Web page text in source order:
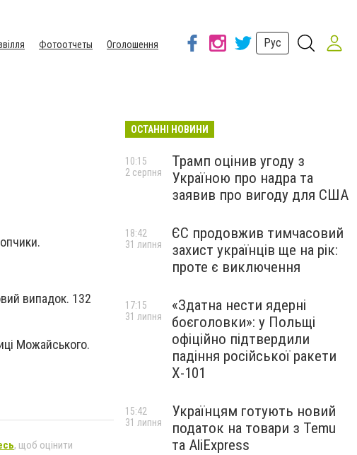
Фотоотчеты
Оголошення
Рус
випадок. 132
Можайського.
, щоб оцінити
ОСТАННІ НОВИНИ
Трамп оцінив угоду з
Україною про надра та
заявив про вигоду для США
10:15
2 серпня
ЄС продовжив тимчасовий
захист українців ще на рік:
проте є виключення
18:42
31 липня
«Здатна нести ядерні
боєголовки»: у Польщі
офіційно підтвердили
падіння російської ракети
Х-101
17:15
31 липня
Українцям готують новий
податок на товари з Temu
та AliExpress
15:42
31 липня